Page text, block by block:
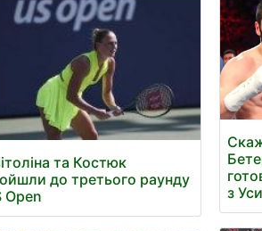
та Костюк
до третього раунду
Open
з